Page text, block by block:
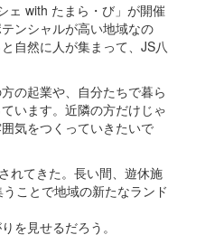
ェ with たまら・び」が開催
ンシャルが高い地域なの
自然に人が集まって、JS八
の起業や、自分たちで暮ら
います。近隣の方だけじゃ
気をつくっていきたいで
れてきた。長い間、遊休施
ことで地域の新たなランド
を見せるだろう。